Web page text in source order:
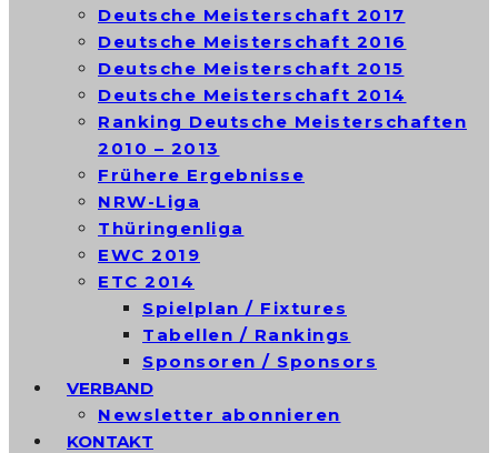
Deutsche Meisterschaft 2017
Deutsche Meisterschaft 2016
Deutsche Meisterschaft 2015
Deutsche Meisterschaft 2014
Ranking Deutsche Meisterschaften
2010 – 2013
Frühere Ergebnisse
NRW-Liga
Thüringenliga
EWC 2019
ETC 2014
Spielplan / Fixtures
Tabellen / Rankings
Sponsoren / Sponsors
VERBAND
Newsletter abonnieren
KONTAKT